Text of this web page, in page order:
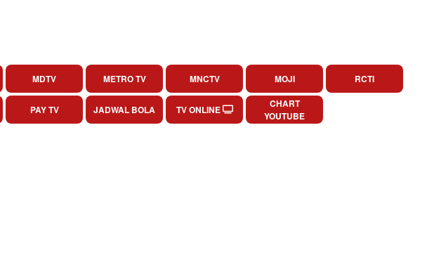
MDTV METRO TV MNCTV MOJI RCTI
PAY TV JADWAL BOLA TV ONLINE
CHART
YOUTUBE